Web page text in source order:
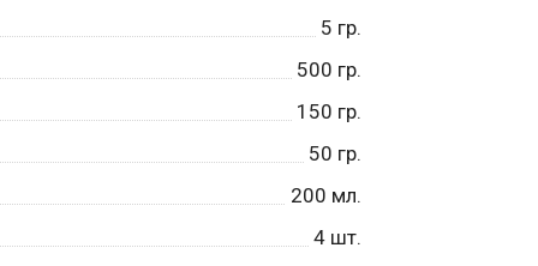
5 гр.
500 гр.
150 гр.
50 гр.
200 мл.
4шт.